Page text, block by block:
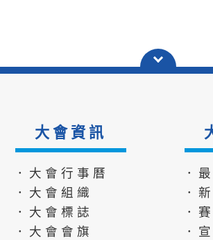
大會資訊
．大會行事曆
．大會組織
．大會標誌
．大會會旗
．
．
．
．